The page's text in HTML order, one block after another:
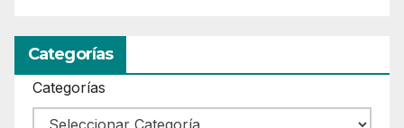
Categorías
Categorías